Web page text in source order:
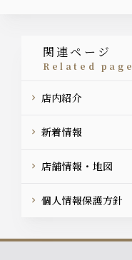
関連ページ
related page
店内紹介
新着情報
店舗情報・地図
個人情報保護方針